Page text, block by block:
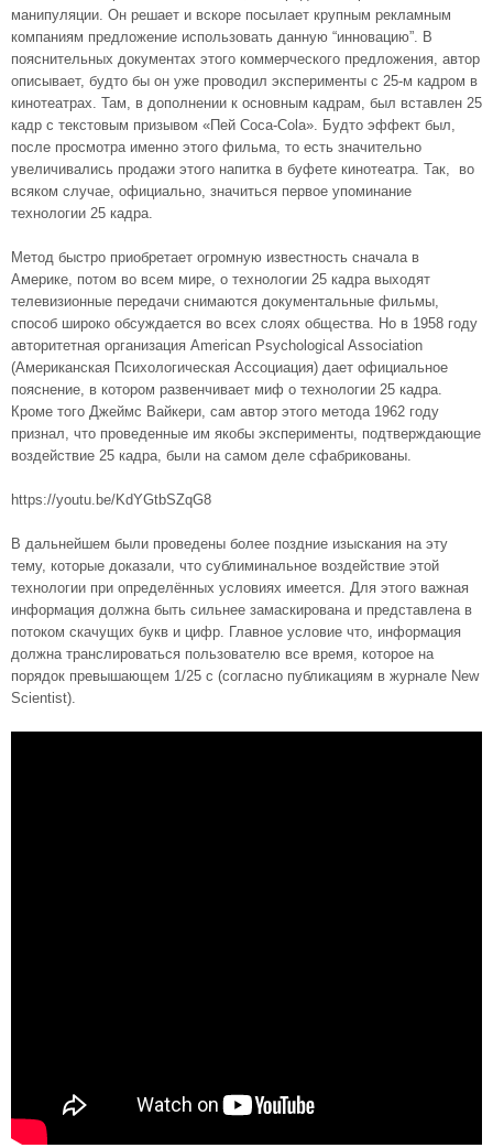
манипуляции. Он решает и вскоре посылает крупным рекламным
компаниям предложение использовать данную “инновацию”. В
пояснительных документах этого коммерческого предложения, автор
описывает, будто бы он уже проводил эксперименты с 25-м кадром в
кинотеатрах. Там, в дополнении к основным кадрам, был вставлен 25
кадр с текстовым призывом «Пей Coca-Cola». Будто эффект был,
после просмотра именно этого фильма, то есть значительно
увеличивались продажи этого напитка в буфете кинотеатра. Так, во
всяком случае, официально, значиться первое упоминание
технологии 25 кадра.
Метод быстро приобретает огромную известность сначала в
Америке, потом во всем мире, о технологии 25 кадра выходят
телевизионные передачи снимаются документальные фильмы,
способ широко обсуждается во всех слоях общества. Но в 1958 году
авторитетная организация American Psychological Association
(Американская Психологическая Ассоциация) дает официальное
пояснение, в котором развенчивает миф о технологии 25 кадра.
Кроме того Джеймс Вайкери, сам автор этого метода 1962 году
признал, что проведенные им якобы эксперименты, подтверждающие
воздействие 25 кадра, были на самом деле сфабрикованы.
https://youtu.be/KdYGtbSZqG8
В дальнейшем были проведены более поздние изыскания на эту
тему, которые доказали, что сублиминальное воздействие этой
технологии при определённых условиях имеется. Для этого важная
информация должна быть сильнее замаскирована и представлена в
потоком скачущих букв и цифр. Главное условие что, информация
должна транслироваться пользователю все время, которое на
порядок превышающем 1/25 с (согласно публикациям в журнале New
Scientist).